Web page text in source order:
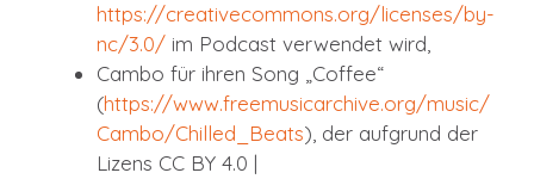
https://creativecommons.org/licenses/by-
nc/3.0/ im Podcast verwendet wird,
Cambo für ihren Song „Coffee“
(https://www.freemusicarchive.org/music/
Cambo/Chilled_Beats), der aufgrund der
Lizens CC BY 4.0 |